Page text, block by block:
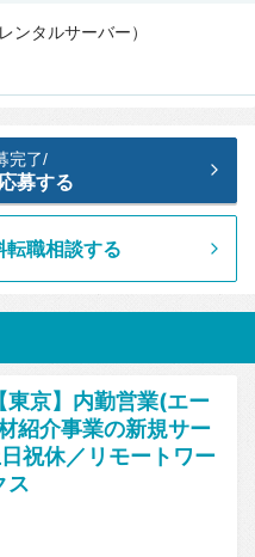
タルサーバー）
転職相談する
完了/
募する
東京】内勤営業(エー
紹介事業の新規サー
祝休／リモートワー
ス